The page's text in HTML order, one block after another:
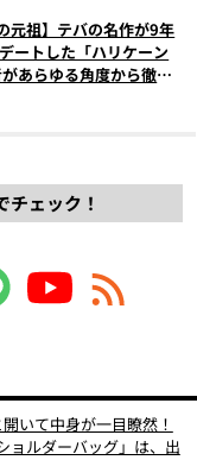
元祖】テバの名作が9年
ートした「ハリケーン
あらゆる角度から徹底
チェック！
いて中身が一目瞭然！
ョルダーバッグ」は、出